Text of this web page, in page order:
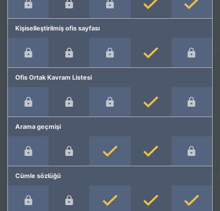
Kişiselleştirilmiş ofis sayfası
Ofis Ortak Kavram Listesi
Arama geçmişi
Cümle sözlüğü